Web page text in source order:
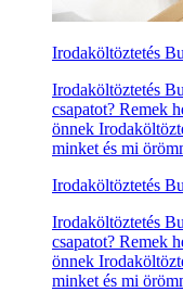
Irodaköltöztetés
Irodaköltöztetés
csapatot? Remek
önnek
minket és mi
Irodaköltöztetés
Irodaköltöztetés
csapatot? Remek
önnek
minket és mi